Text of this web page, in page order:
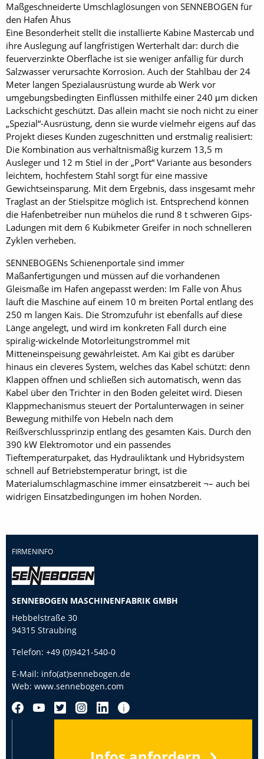
Maßgeschneiderte Umschlaglösungen von SENNEBOGEN für
den Hafen Åhus
Eine Besonderheit stellt die installierte Kabine Mastercab und
ihre Auslegung auf langfristigen Werterhalt dar: durch die
feuerverzinkte Oberfläche ist sie weniger anfällig für durch
Salzwasser verursachte Korrosion. Auch der Stahlbau der 24
Meter langen Spezialausrüstung wurde ab Werk vor
umgebungsbedingten Einflüssen mithilfe einer 240 μm dicken
Lackschicht geschützt. Das allein macht sie noch nicht zu einer
„Spezial“-Ausrüstung, denn sie wurde vielmehr eigens auf das
Projekt dieses Kunden zugeschnitten und erstmalig realisiert:
Die Kombination aus verhältnismäßig kurzem 13,5 m
Ausleger und 12 m Stiel in der „Port“ Variante aus besonders
leichtem, hochfestem Stahl sorgt für eine massive
Gewichtseinsparung. Mit dem Ergebnis, dass insgesamt mehr
Traglast an der Stielspitze möglich ist. Entsprechend können
die Hafenbetreiber nun mühelos die rund 8 t schweren Gips-
Ladungen mit dem 6 Kubikmeter Greifer in noch schnelleren
Zyklen verheben.
SENNEBOGENs Schienenportale sind immer
Maßanfertigungen und müssen auf die vorhandenen
Gleismaße im Hafen angepasst werden: Im Falle von Åhus
läuft die Maschine auf einem 10 m breiten Portal entlang des
250 m langen Kais. Die Stromzufuhr ist ebenfalls auf diese
Länge angelegt, und wird im konkreten Fall durch eine
spiralig-wickelnde Motorleitungstrommel mit
Mitteneinspeisung gewährleistet. Am Kai gibt es darüber
hinaus ein cleveres System, welches das Kabel schützt: denn
Klappen öffnen und schließen sich automatisch, wenn das
Kabel über den Trichter in den Boden geleitet wird. Diesen
Klappmechanismus steuert der Portalunterwagen in seiner
Bewegung mithilfe von Hebeln nach dem
Reißverschlussprinzip entlang des gesamten Kais. Durch den
390 kW Elektromotor und ein passendes
Tieftemperaturpaket, das Hydrauliktank und Hybridsystem
schnell auf Betriebstemperatur bringt, ist die
Materialumschlagmaschine immer einsatzbereit ¬– auch bei
widrigen Einsatzbedingungen im hohen Norden.
FIRMENINFO
SENNEBOGEN MASCHINENFABRIK GMBH
Hebbelstraße 30
94315 Straubing
Telefon: +49 (0)9421-540-0
E-Mail: info(at)sennebogen.de
Web: www.sennebogen.com